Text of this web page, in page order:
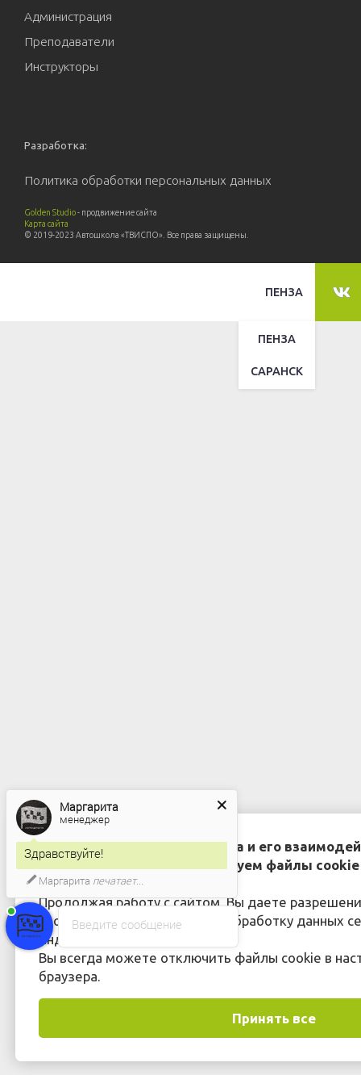
Администрация
Преподаватели
Инструкторы
Разработка:
Политика обработки персональных данных
Golden Studio- продвижение сайта
Карта сайта
© 2019-2023 Автошкола «ТВИСПО». Все права защищены.
ПЕНЗА
ПЕНЗА
САРАНСК
Для улучшения работы сайта и его
пользователями мы используем файлы cookie
Яндекс.Метрика
Продолжая работу с сайтом, Вы даете
cookie-файлов и согласие на обработку данных
Яндекс.Метрика.
Вы всегда можете отключить файлы cookie в
браузера.
Принять все
Введите сообщение
Маргарита
менеджер
Здравствуйте!
Маргарита печатает...